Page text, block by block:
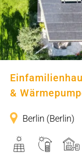
&
Berlin (Berlin)